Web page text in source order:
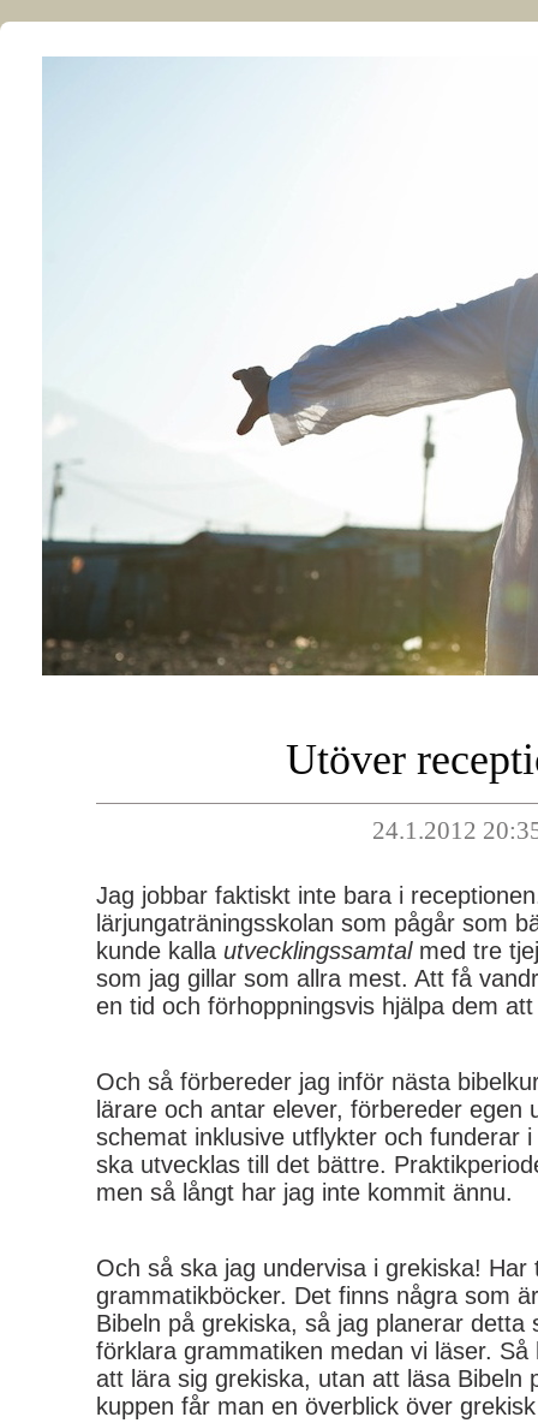
Utöver
24.1.2012
Jag jobbar faktiskt inte bara i
lärjungaträningsskolan som pågår som
kunde kalla utvecklingssamtalmed tre
som jag gillar som allra mest. Att få
en tid och förhoppningsvis hjälpa dem
Och så förbereder jag inför nästa
lärare och antar elever, förbereder egen
schemat inklusive utflykter och funderar
ska utvecklas till det bättre.
men så långt har jag inte kommit ännu.
Och så ska jag undervisa i grekiska! Har
grammatikböcker. Det finns några som
Bibeln på grekiska, så jag planerar detta
förklara grammatiken medan vi läser.
att lära sig grekiska, utan att läsa Bibeln
kuppen får man en överblick över